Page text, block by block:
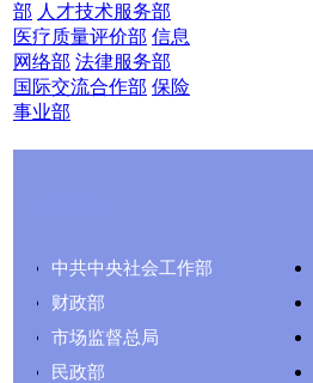
部 人才技术服务部
医疗质量评价部 信息
网络部 法律服务部
国际交流合作部 保险
事业部
中共中央社会工作部
财政部
市场监督总局
民政部